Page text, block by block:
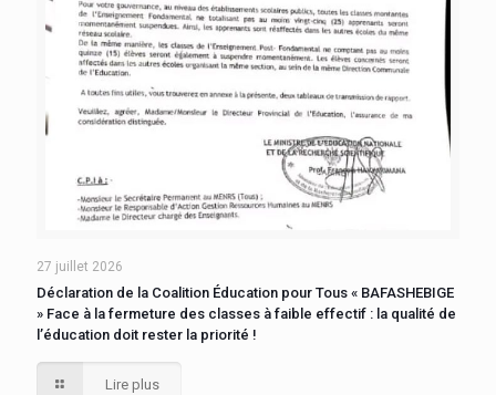
27 juillet 2026
Déclaration de la Coalition Éducation pour Tous « BAFASHEBIGE
» Face à la fermeture des classes à faible effectif : la qualité de
l’éducation doit rester la priorité !
Lire plus